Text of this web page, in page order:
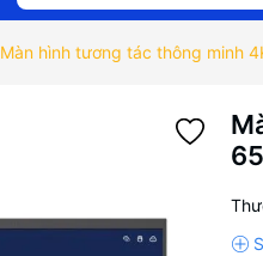
Màn hình tương tác thông minh